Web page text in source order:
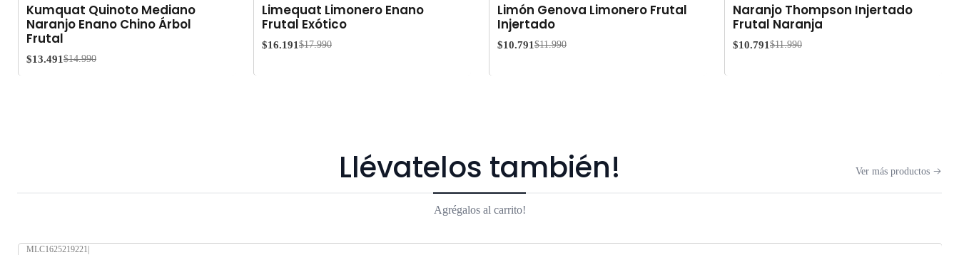
Kumquat Quinoto Mediano
Naranjo Enano Chino Árbol
Frutal
$13.491 $14.990
Limequat Limonero Enano
Frutal Exótico
$16.191 $17.990
Limón Genova Limonero Frutal
Injertado
$10.791 $11.990
Naranjo Thompson Injertado
Frutal Naranja
$10.791 $11.990
Llévatelos también!
Agrégalos al carrito!
Ver más productos
MLC1625219221|